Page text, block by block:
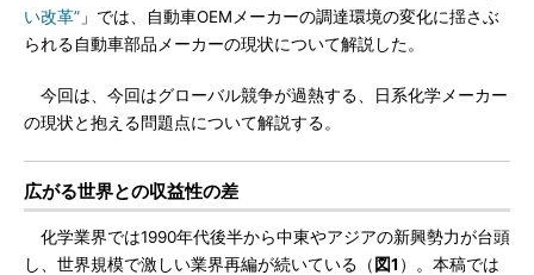
い改革” 」では、自動車OEMメーカーの調達環境の変化に揺さぶ
られる自動車部品メーカーの現状について解説した。
今回は、今回はグローバル競争が過熱する、日系化学メーカー
の現状と抱える問題点について解説する。
広がる世界との収益性の差
化学業界では1990年代後半から中東やアジアの新興勢力が台頭
し、世界規模で激しい業界再編が続いている（ 図1 ）。本稿では